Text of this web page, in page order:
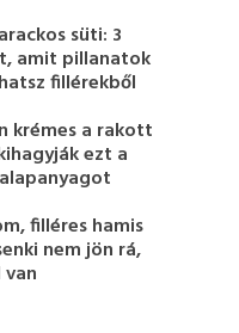
süti: 3
amit pillanatok
fillérekből
krémes a rakott
ezt a
filléres hamis
nem jön rá,